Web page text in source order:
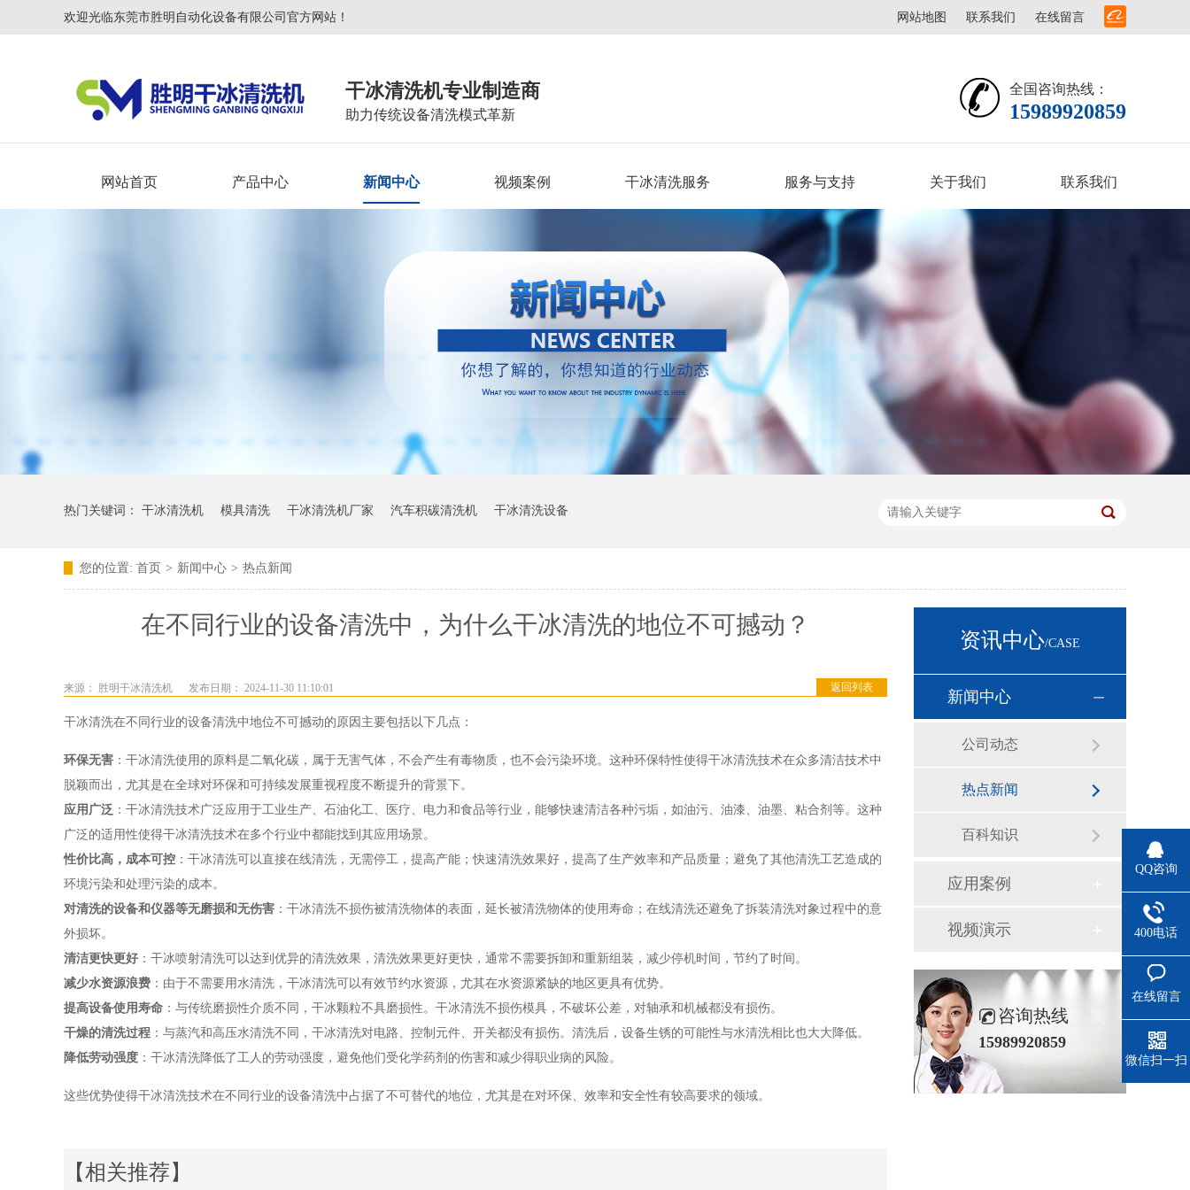
网站地图 联系我们 在线留言
欢迎光临东莞市胜明自动化设备有限公司官方网站！
全国咨询热线：
15989920859
干冰清洗机专业制造商
助力传统设备清洗模式革新
网站首页 产品中心 新闻中心 视频案例 干冰清洗服务 服务与支持 关于我们 联系我们
热门关键词： 干冰清洗机 模具清洗 干冰清洗机厂家 汽车积碳清洗机 干冰清洗设备
您的位置: 首页 > 新闻中心 > 热点新闻
在不同行业的设备清洗中，为什么干冰清洗的地位不可撼动？
返回列表
来源： 胜明干冰清洗机 发布日期： 2024-11-30 11:10:01
干冰清洗在不同行业的设备清洗中地位不可撼动的原因主要包括以下几点：
环保无害 ：干冰清洗使用的原料是二氧化碳，属于无害气体，不会产生有毒物质，也不会污染环境。这种环保特性使得干冰清洗技术在众多清洁技术中
脱颖而出，尤其是在全球对环保和可持续发展重视程度不断提升的背景下。
应用广泛 ：干冰清洗技术广泛应用于工业生产、石油化工、医疗、电力和食品等行业，能够快速清洁各种污垢，如油污、油漆、油墨、粘合剂等。这种
广泛的适用性使得干冰清洗技术在多个行业中都能找到其应用场景。
性价比高，成本可控 ：干冰清洗可以直接在线清洗，无需停工，提高产能；快速清洗效果好，提高了生产效率和产品质量；避免了其他清洗工艺造成的
环境污染和处理污染的成本。
对清洗的设备和仪器等无磨损和无伤害 ：干冰清洗不损伤被清洗物体的表面，延长被清洗物体的使用寿命；在线清洗还避免了拆装清洗对象过程中的意
外损坏。
清洁更快更好 ：干冰喷射清洗可以达到优异的清洗效果，清洗效果更好更快，通常不需要拆卸和重新组装，减少停机时间，节约了时间。
减少水资源浪费 ：由于不需要用水清洗，干冰清洗可以有效节约水资源，尤其在水资源紧缺的地区更具有优势。
提高设备使用寿命 ：与传统磨损性介质不同，干冰颗粒不具磨损性。干冰清洗不损伤模具，不破坏公差，对轴承和机械都没有损伤。
干燥的清洗过程 ：与蒸汽和高压水清洗不同，干冰清洗对电路、控制元件、开关都没有损伤。清洗后，设备生锈的可能性与水清洗相比也大大降低。
降低劳动强度 ：干冰清洗降低了工人的劳动强度，避免他们受化学药剂的伤害和减少得职业病的风险。
这些优势使得干冰清洗技术在不同行业的设备清洗中占据了不可替代的地位，尤其是在对环保、效率和安全性有较高要求的领域。
【相关推荐】
资讯中心/CASE
新闻中心
公司动态
热点新闻
百科知识
应用案例
视频演示
咨询热线
15989920859
QQ咨询
400电话
在线留言
微信扫一扫